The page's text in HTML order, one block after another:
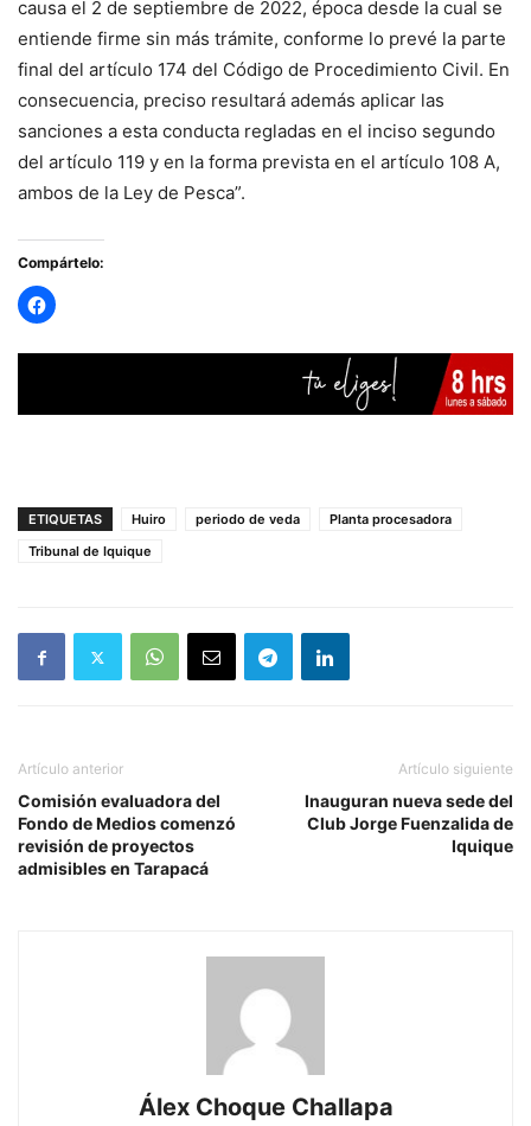
causa el 2 de septiembre de 2022, época desde la cual se
entiende firme sin más trámite, conforme lo prevé la parte
final del artículo 174 del Código de Procedimiento Civil. En
consecuencia, preciso resultará además aplicar las
sanciones a esta conducta regladas en el inciso segundo
del artículo 119 y en la forma prevista en el artículo 108 A,
ambos de la Ley de Pesca”.
Compártelo:
ETIQUETAS Huiro periodo de veda
Planta procesadora
Tribunal de Iquique
Artículo anterior
Comisión evaluadora del
Fondo de Medios comenzó
revisión de proyectos
admisibles en Tarapacá
Artículo siguiente
Inauguran nueva sede del
Club Jorge Fuenzalida de
Iquique
Álex Choque Challapa